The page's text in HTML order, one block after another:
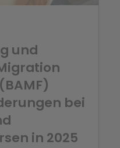
und
bei
in 2025